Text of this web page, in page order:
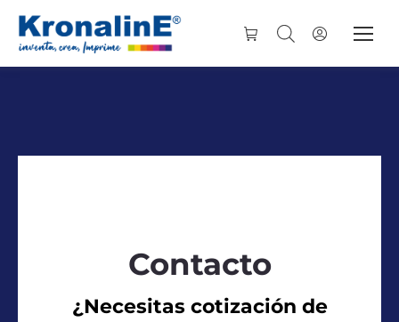
Contacto
¿Necesitas cotización de